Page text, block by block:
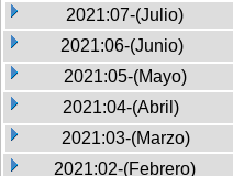
2021:07-(Julio)
2021:06-(Junio)
2021:05-(Mayo)
2021:04-(Abril)
2021:03-(Marzo)
2021:02-(Febrero)